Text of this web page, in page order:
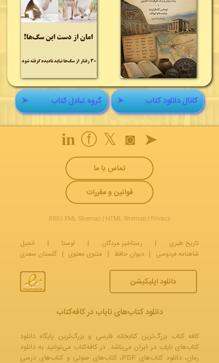
➤ گروه تبادل کتاب ➤ کانال دانلود کتاب
➤
◙
𝕏
ⓕ
𝐢𝐧
تماس با ما
قوانین و مقررات
RSS| XML Sitemap | HTML Sitemap | Privacy
تاریخ طبری | رستاخیز مردگان | اوستا |
انجیل
شاهنامه فردوسی | دیوان حافظ | مثنوی معنوی | گلستان سعدی
دانلود اپلیکیشن
دانلود کتاب‌های نایاب در کافه‌کتاب
کافه کتاب بزرگ‌ترین کتابخانه فارسی و بزرگ‌ترین پایگاه دانلود
کتاب‌های نایاب در ایران می‌باشد. در کافه‌کتاب می‌توانید به دانلود
رمان، دانلود کتاب‌های PDF، کتاب‌های صوتی و کتاب‌های درسی